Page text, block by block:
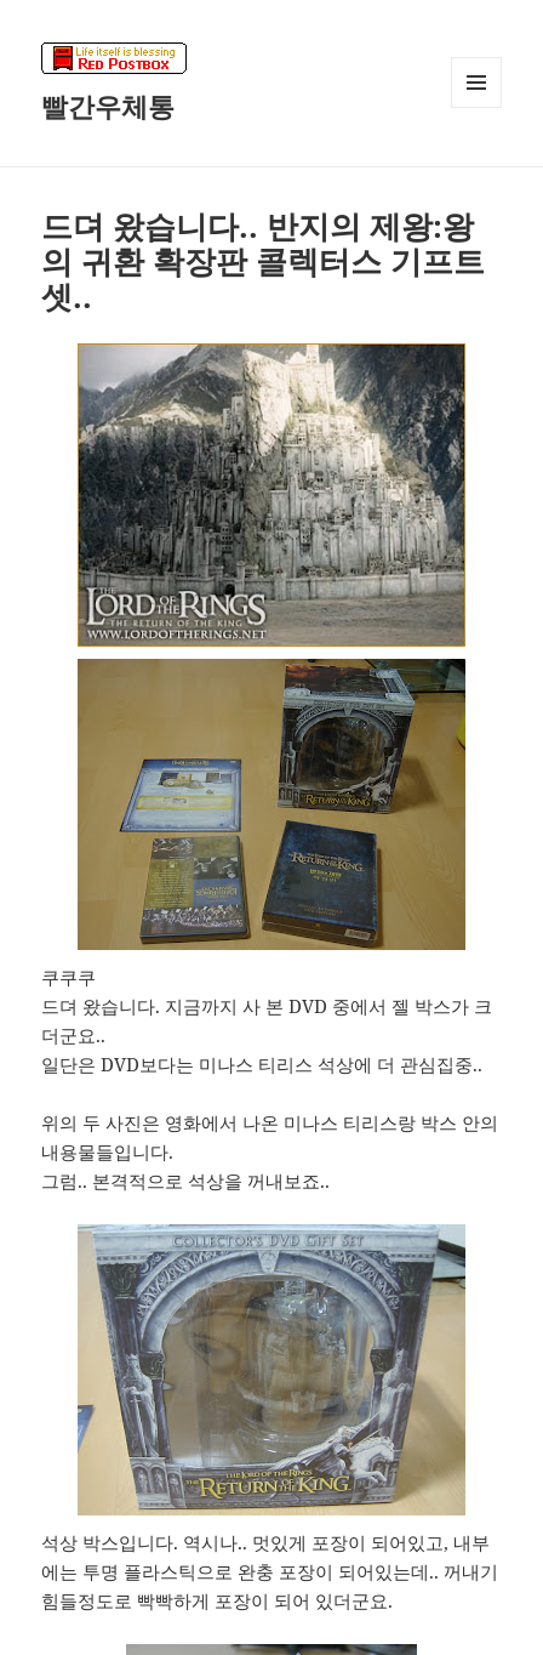
빨간우체통
드뎌 왔습니다.. 반지의 제왕:왕
의 귀환 확장판 콜렉터스 기프트
셋..
쿠쿠쿠
드뎌 왔습니다. 지금까지 사 본 DVD 중에서 젤 박스가 크
더군요..
일단은 DVD보다는 미나스 티리스 석상에 더 관심집중..
위의 두 사진은 영화에서 나온 미나스 티리스랑 박스 안의
내용물들입니다.
그럼.. 본격적으로 석상을 꺼내보죠..
석상 박스입니다. 역시나.. 멋있게 포장이 되어있고, 내부
에는 투명 플라스틱으로 완충 포장이 되어있는데.. 꺼내기
힘들정도로 빡빡하게 포장이 되어 있더군요.